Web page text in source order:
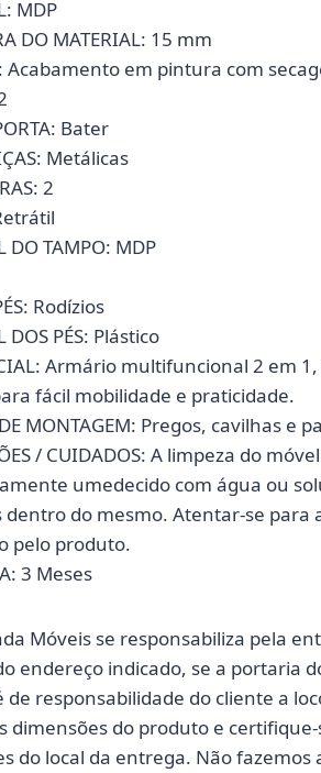
MDP
DO MATERIAL: 15 mm
Acabamento em pintura com
Bater
Metálicas
2
DO TAMPO: MDP
Rodízios
DOS PÉS: Plástico
Armário multifuncional 2 em
fácil mobilidade e praticidade.
MONTAGEM: Pregos, cavilhas e
/ CUIDADOS: A limpeza do
umedecido com água ou
dentro do mesmo. Atentar-se para
pelo produto.
3 Meses
Móveis se responsabiliza pela
endereço indicado, se a portaria
de responsabilidade do cliente a
dimensões do produto e
do local da entrega. Não